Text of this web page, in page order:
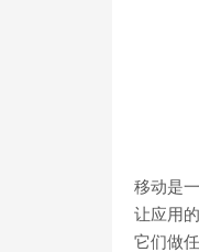
移动是
让应用
它们做